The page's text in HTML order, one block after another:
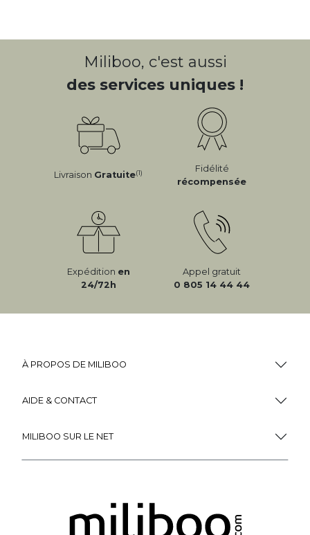
Miliboo, c'est aussi
des services uniques !
Livraison Gratuite(1)
Fidélité
récompensée
Expédition en
24/72h
Appel gratuit
0 805 14 44 44
À PROPOS DE MILIBOO
AIDE & CONTACT
MILIBOO SUR LE NET